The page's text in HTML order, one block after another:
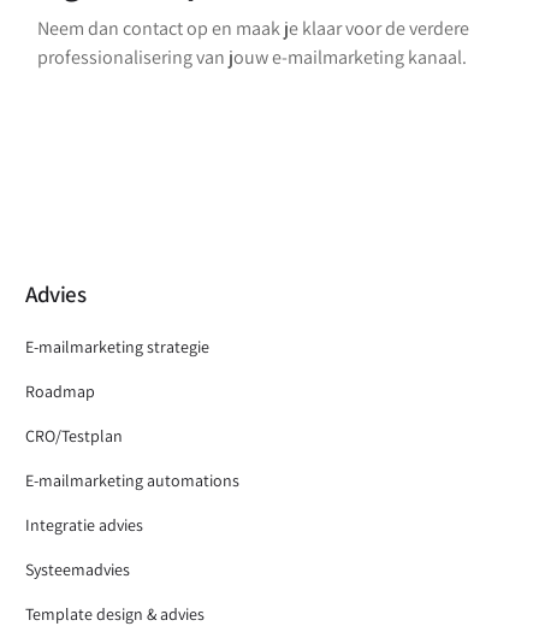
Neem dan contact op en maak je klaar voor de verdere
professionalisering van jouw e-mailmarketing kanaal.
Advies
E-mailmarketing strategie
Roadmap
CRO/Testplan
E-mailmarketing automations
Integratie advies
Systeemadvies
Template design & advies